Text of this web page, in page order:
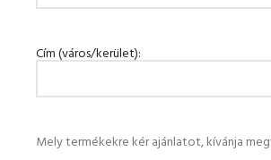
Cím (város/kerület):
Mely termékekre kér ajánlatot, kívánja